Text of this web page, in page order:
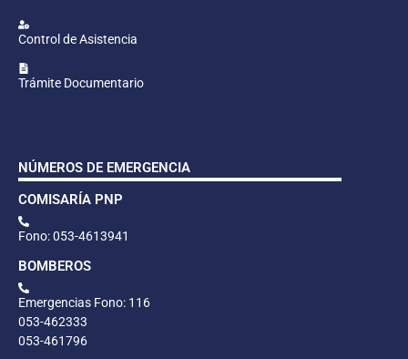
Control de Asistencia
Trámite Documentario
NÚMEROS DE EMERGENCIA
COMISARÍA PNP
Fono: 053-4613941
BOMBEROS
Emergencias Fono: 116
053-462333
053-461796